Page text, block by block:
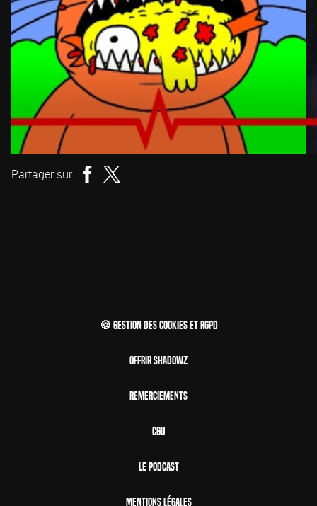
Partager sur
🍪 Gestion des cookies et RGPD
Offrir Shadowz
Remerciements
CGU
Le Podcast
Mentions Légales